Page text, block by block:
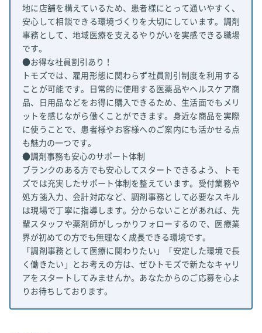
地に店舗を構えているため、患者様にとって通いやすく、
安心して相談できる環境づくりを大切にしています。調剤
事務として、地域医療を支えるやりがいを実感できる職場
です。
●お得な社員割引あり！
トモズでは、雇用形態に関わらず社員割引制度を利用する
ことが可能です。日常的に使用する医薬品やヘルスケア商
品、日用品などをお得に購入できるため、生活面でもメリ
ットを感じながら働くことができます。身近な商品を実際
に使うことで、患者様やお客様へのご案内にも活かせる点
も魅力の一つです。
●調剤事務も安心のサポート体制
ブランクのある方でも安心してスタートできるよう、トモ
ズでは充実したサポート体制を整えています。受付業務や
処方箋入力、会計対応など、調剤事務として必要なスキル
は現場で丁寧に指導します。分からないことがあれば、先
輩スタッフや薬剤師がしっかりフォローするので、医療業
界が初めての方でも無理なく成長できる環境です。
「調剤事務として医療に関わりたい」「安定した環境で長
く働きたい」とお考えの方は、ぜひトモズで新たなキャリ
アをスタートしてみませんか。あなたからのご応募を心よ
りお待ちしております。